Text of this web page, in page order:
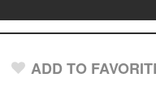
ADD TO